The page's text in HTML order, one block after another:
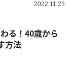
2022.11.23
る！40歳から
方法